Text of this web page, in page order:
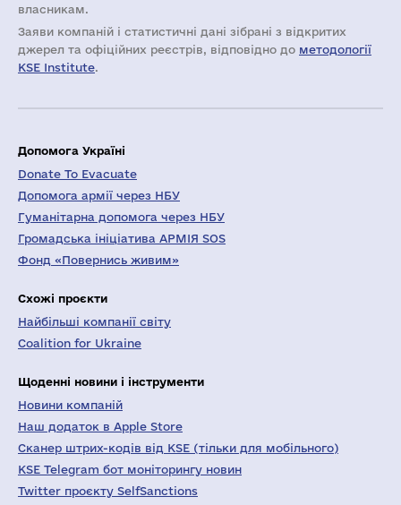
власникам.
Заяви компаній i статистичні дані зібрані з відкритих
джерел та офіційних реєстрів, відповідно до методології
KSE Institute.
Допомога Україні
Donate To Evacuate
Допомога армії через НБУ
Гуманітарна допомога через НБУ
Громадська ініціатива АРМІЯ SOS
Фонд «Повернись живим»
Схожі проєкти
Найбільші компанії світу
Coalition for Ukraine
Щоденні новини і інструменти
Новини компаній
Наш додаток в Apple Store
Сканер штрих-кодів від KSE (тільки для мобільного)
KSE Telegram бот моніторингу новин
Twitter проєкту SelfSanctions